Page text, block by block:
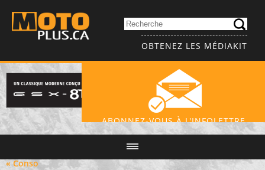
OBTENEZ LES MÉDIAKIT
ABONNEZ-VOUS À L'INFOLETTRE
« Conso